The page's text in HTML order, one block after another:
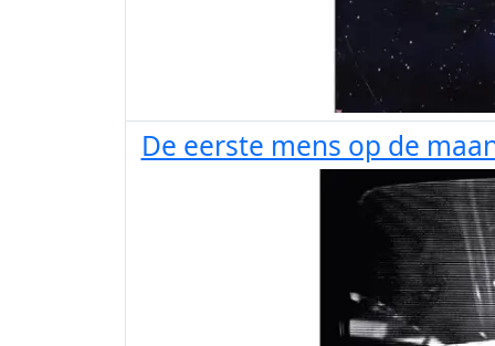
De eerste mens op de